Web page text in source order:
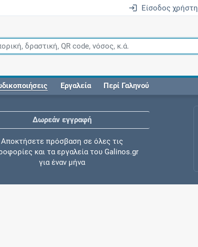
Είσοδος χρήστη
Εργαλεία Περί Γαληνού
Δωρεάν εγγραφή
Αποκτήσετε πρόσβαση σε όλες τις
και τα εργαλεία του Galinos.gr
για έναν μήνα